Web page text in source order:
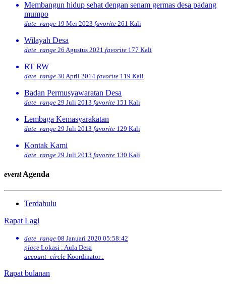
Membangun hidup sehat dengan senam germas desa padang
mumpo
date_range 19 Mei 2023 favorite 261 Kali
Wilayah Desa
date_range 26 Agustus 2021 favorite 177 Kali
RT RW
date_range 30 April 2014 favorite 119 Kali
Badan Permusyawaratan Desa
date_range 29 Juli 2013 favorite 151 Kali
Lembaga Kemasyarakatan
date_range 29 Juli 2013 favorite 129 Kali
Kontak Kami
date_range 29 Juli 2013 favorite 130 Kali
eventAgenda
Terdahulu
Rapat Lagi
date_range 08 Januari 2020 05:58:42
place Lokasi : Aula Desa
account_circle Koordinator :
Rapat bulanan